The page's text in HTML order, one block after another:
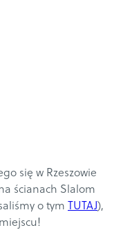
się w Rzeszowie
ścianach Slalom
o tym TUTAJ),